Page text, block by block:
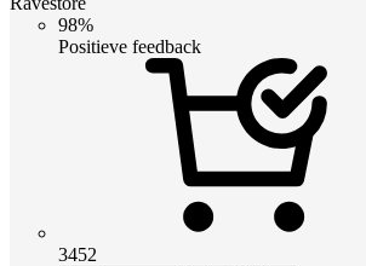
98%
Positieve feedback
3452